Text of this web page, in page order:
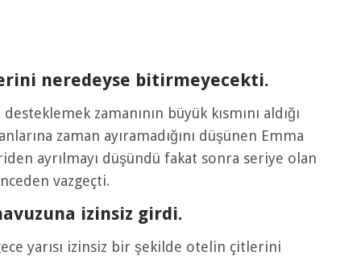
neredeyse bitirmeyecekti.
zamanının büyük kısmını aldığı
zaman ayıramadığını düşünen Emma
ayrılmayı düşündü fakat sonra seriye olan
vazgeçti.
izinsiz girdi.
yarısı izinsiz bir şekilde otelin çitlerini